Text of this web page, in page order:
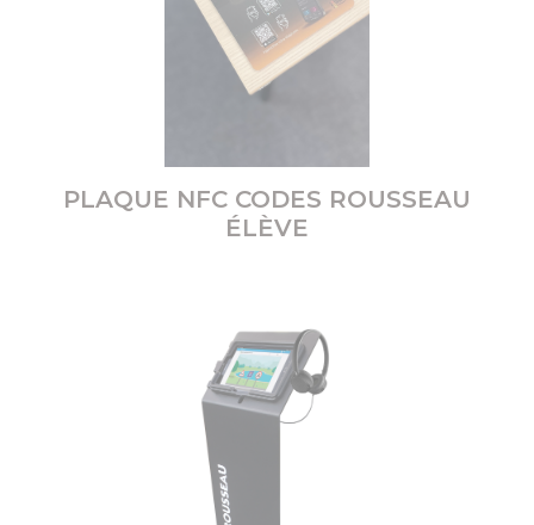
PLAQUE NFC CODES ROUSSEAU
ÉLÈVE